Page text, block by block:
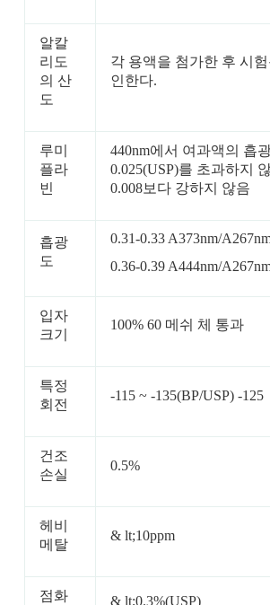
알칼
리도
의 산
도
각 용액을 첨가한 후 시
인한다.
루미
플라
빈
440nm에서 여과액의 흡
0.025(USP)를 초과하지
0.008보다 강하지 않음
흡광
도
0.31-0.33 A373nm/
0.36-0.39 A444nm/
입자
크기
100% 60 메쉬 체 통과
특정
회전
-115 ~ -135(BP/USP) -125
건조
손실
0.5%
헤비
메탈
& lt;10ppm
점화 & lt;0.3%(USP)